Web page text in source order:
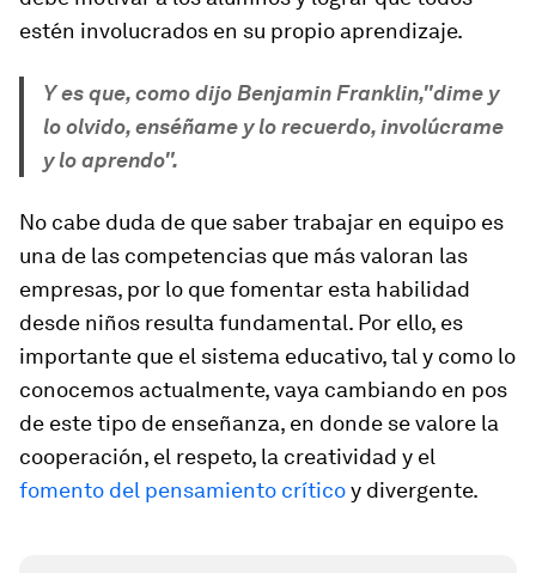
estén involucrados en su propio aprendizaje.
Y es que, como dijo Benjamin Franklin,"dime y
lo olvido, enséñame y lo recuerdo, involúcrame
y lo aprendo".
No cabe duda de que saber trabajar en equipo es
una de las competencias que más valoran las
empresas, por lo que fomentar esta habilidad
desde niños resulta fundamental. Por ello, es
importante que el sistema educativo, tal y como lo
conocemos actualmente, vaya cambiando en pos
de este tipo de enseñanza, en donde se valore la
cooperación, el respeto, la creatividad y el
fomento del pensamiento críticoy divergente.